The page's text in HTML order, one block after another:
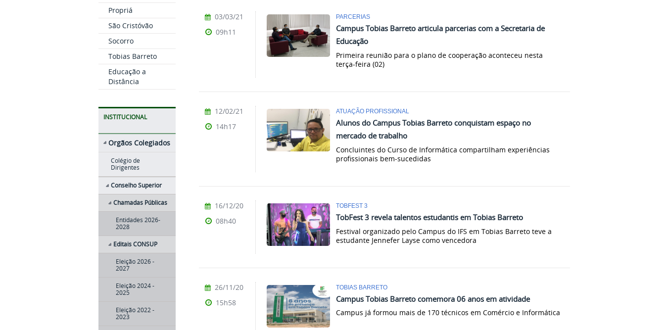
Propriá
São Cristóvão
Socorro
Tobias Barreto
Educação a
Distância
INSTITUCIONAL
Orgãos Colegiados
Colégio de
Dirigentes
Conselho Superior
Chamadas Públicas
Entidades 2026-
2028
Editais CONSUP
Eleição 2026 -
2027
Eleição 2024 -
2025
Eleição 2022 -
2023
PARCERIAS
Campus Tobias Barreto articula parcerias com a Secretaria de
Educação
Primeira reunião para o plano de cooperação aconteceu nesta
terça-feira (02)
03/03/21
09h11
ATUAÇÃO PROFISSIONAL
Alunos do Campus Tobias Barreto conquistam espaço no
mercado de trabalho
Concluintes do Curso de Informática compartilham experiências
profissionais bem-sucedidas
12/02/21
14h17
TOBFEST 3
TobFest 3 revela talentos estudantis em Tobias Barreto
Festival organizado pelo Campus do IFS em Tobias Barreto teve a
estudante Jennefer Layse como vencedora
16/12/20
08h40
TOBIAS BARRETO
Campus Tobias Barreto comemora 06 anos em atividade
Campus já formou mais de 170 técnicos em Comércio e Informática
26/11/20
15h58